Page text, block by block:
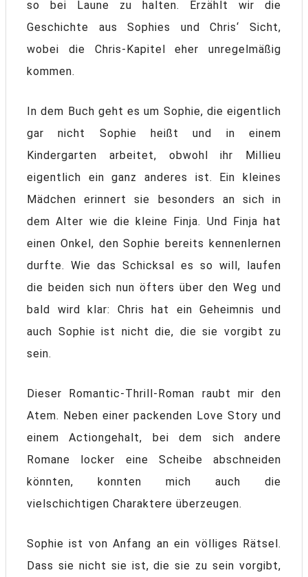
so bei Laune zu halten. Erzählt wir die
Geschichte aus Sophies und Chris‘ Sicht,
wobei die Chris-Kapitel eher unregelmäßig
kommen.
In dem Buch geht es um Sophie, die eigentlich
gar nicht Sophie heißt und in einem
Kindergarten arbeitet, obwohl ihr Millieu
eigentlich ein ganz anderes ist. Ein kleines
Mädchen erinnert sie besonders an sich in
dem Alter wie die kleine Finja. Und Finja hat
einen Onkel, den Sophie bereits kennenlernen
durfte. Wie das Schicksal es so will, laufen
die beiden sich nun öfters über den Weg und
bald wird klar: Chris hat ein Geheimnis und
auch Sophie ist nicht die, die sie vorgibt zu
sein.
Dieser Romantic-Thrill-Roman raubt mir den
Atem. Neben einer packenden Love Story und
einem Actiongehalt, bei dem sich andere
Romane locker eine Scheibe abschneiden
könnten, konnten mich auch die
vielschichtigen Charaktere überzeugen.
Sophie ist von Anfang an ein völliges Rätsel.
Dass sie nicht sie ist, die sie zu sein vorgibt,